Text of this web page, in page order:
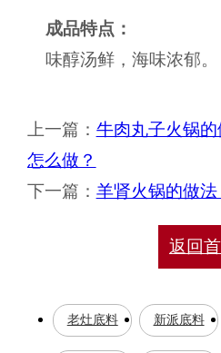
成品特点：
味醇汤鲜，海味浓郁。
上一篇： 牛肉丸子火锅
怎么做？
下一篇： 羊肾火锅的做
返回
老灶底料 新派底料